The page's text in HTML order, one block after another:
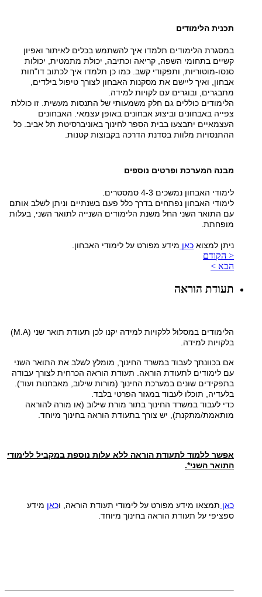
תכנית הלימודים
במסגרת הלימודים תלמדו איך להשתמש בכלים לאיתור ואפיון
קשיים בתחומי השפה, קריאה וכתיבה, יכולת מתמטית, יכולות
סנסו-מוטוריות, ותפקודי קשב. כמו כן תלמדו איך לכתוב דו"חות
אבחון, ואיך ליישם את מסקנות האבחון לצורך טיפול בילדים,
מתבגרים, ובוגרים עם לקויות למידה.
הלימודים כוללים גם חלק משמעותי של התנסות מעשית. זו כוללת
צפייה באבחונים וביצוע אבחונים באופן עצמאי. האבחונים
העצמאיים יתבצעו בבית הספר לחינוך באוניברסיטת תל אביב. כל
ההתנסויות מלוות בסדנת הדרכה בקבוצות קטנות.
מבנה המערכת ופרטים נוספים
לימודי האבחון נמשכים 4-3 סמסטרים.
לימודי האבחון נפתחים בדרך כלל פעם בשנתיים וניתן לשלב אותם
עם התואר השני החל משנת הלימודים השנייה לתואר השני, בעלות
מופחתת.
ניתן למצוא כאן מידע מפורט על לימודי האבחון.
< הקודם
הבא >
תעודת הוראה
הלימודים במסלול ללקויות למידה יקנו לכן תעודת תואר שני (M.A)
בלקויות למידה.
אם בכוונתך לעבוד במשרד החינוך, מומלץ לשלב את התואר השני
עם לימודים לתעודת הוראה. תעודת הוראה הכרחית לצורך עבודה
בתפקידים שונים במערכת החינוך (מורות שילוב, מאבחנות ועוד).
בלעדיה, תוכלו לעבוד במגזר הפרטי בלבד.
כדי לעבוד במשרד החינוך בתור מורת שילוב (או מורה להוראה
מותאמת/מתקנת), יש צורך בתעודת הוראה בחינוך מיוחד.
אפשר ללמוד לתעודת הוראה ללא עלות נוספת במקביל ללימודי
התואר השני*.
כאן תמצאו מידע מפורט על לימודי תעודת הוראה, וכאן מידע
ספציפי על תעודת הוראה בחינוך מיוחד.